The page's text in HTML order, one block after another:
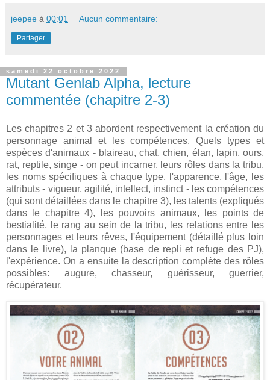
jeepee à 00:01 Aucun commentaire:
Partager
samedi 22 octobre 2022
Mutant Genlab Alpha, lecture
commentée (chapitre 2-3)
Les chapitres 2 et 3 abordent respectivement la création du
personnage animal et les compétences. Quels types et
espèces d'animaux - blaireau, chat, chien, élan, lapin, ours,
rat, reptile, singe - on peut incarner, leurs rôles dans la tribu,
les noms spécifiques à chaque type, l'apparence, l'âge, les
attributs - vigueur, agilité, intellect, instinct - les compétences
(qui sont détaillées dans le chapitre 3), les talents (expliqués
dans le chapitre 4), les pouvoirs animaux, les points de
bestialité, le rang au sein de la tribu, les relations entre les
personnages et leurs rêves, l'équipement (détaillé plus loin
dans le livre), la planque (base de repli et refuge des PJ),
l'expérience. On a ensuite la description complète des rôles
possibles: augure, chasseur, guérisseur, guerrier,
récupérateur.